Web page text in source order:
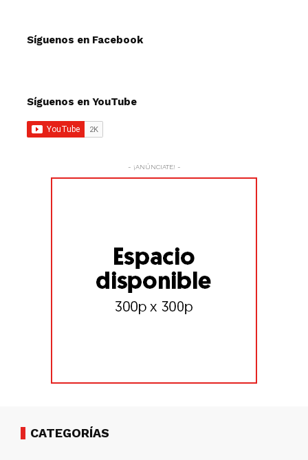
Síguenos en Facebook
Síguenos en YouTube
- ¡ANÚNCIATE! -
CATEGORÍAS